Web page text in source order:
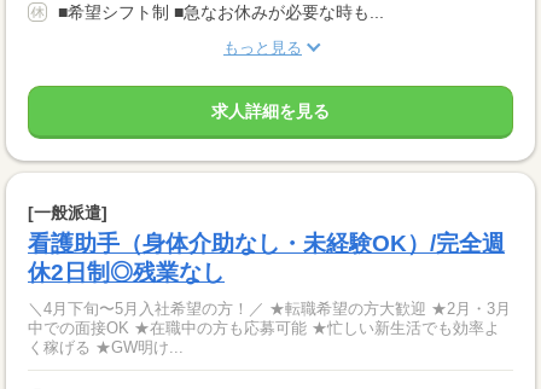
■希望シフト制 ■急なお休みが必要な時も...
もっと見る
求人詳細を見る
[一般派遣]
看護助手（身体介助なし・未経験OK）/完全週
休2日制◎残業なし
＼4月下旬〜5月入社希望の方！／ ★転職希望の方大歓迎 ★2月・3月
中での面接OK ★在職中の方も応募可能 ★忙しい新生活でも効率よ
く稼げる ★GW明け...